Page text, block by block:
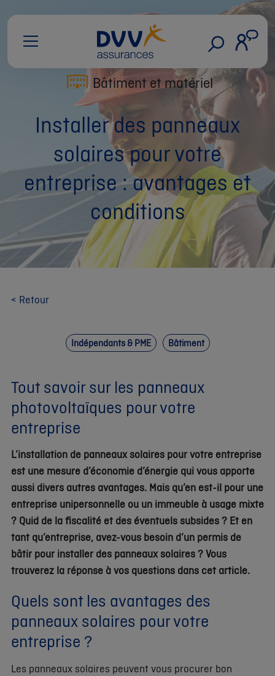
Bâtiment et matériel
Installer des panneaux
solaires pour votre
entreprise : avantages et
conditions
< Retour
Indépendants & PME Bâtiment
Tout savoir sur les panneaux
photovoltaïques pour votre
entreprise
L’installation de panneaux solaires pour votre entreprise
est une mesure d’économie d’énergie qui vous apporte
aussi divers autres avantages. Mais qu’en est-il pour une
entreprise unipersonnelle ou un immeuble à usage mixte
? Quid de la fiscalité et des éventuels subsides ? Et en
tant qu’entreprise, avez-vous besoin d’un permis de
bâtir pour installer des panneaux solaires ? Vous
trouverez la réponse à vos questions dans cet article.
Quels sont les avantages des
panneaux solaires pour votre
entreprise ?
Les panneaux solaires peuvent vous procurer bon